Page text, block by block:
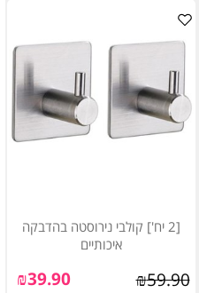
[2 יח'] קולבי נירוסטה בהדבקה
איכותיים
₪59.90
₪39.90